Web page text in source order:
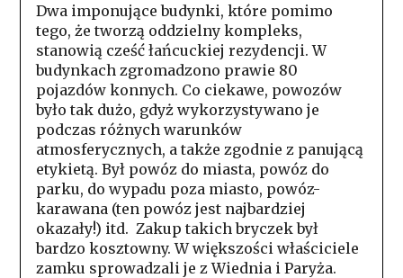
Dwa imponujące budynki, które pomimo
tego, że tworzą oddzielny kompleks,
stanowią cześć łańcuckiej rezydencji. W
budynkach zgromadzono prawie 80
pojazdów konnych. Co ciekawe, powozów
było tak dużo, gdyż wykorzystywano je
podczas różnych warunków
atmosferycznych, a także zgodnie z panującą
etykietą. Był powóz do miasta, powóz do
parku, do wypadu poza miasto, powóz-
karawana (ten powóz jest najbardziej
okazały!) itd. Zakup takich bryczek był
bardzo kosztowny. W większości właściciele
zamku sprowadzali je z Wiednia i Paryża.